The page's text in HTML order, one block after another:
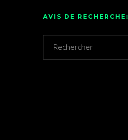
AVIS DE RECHERCHE: